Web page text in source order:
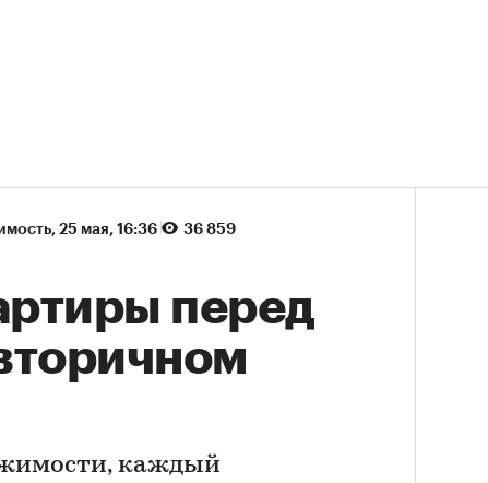
⁠, 25 мая, 16:36
36 859
перед
каждый